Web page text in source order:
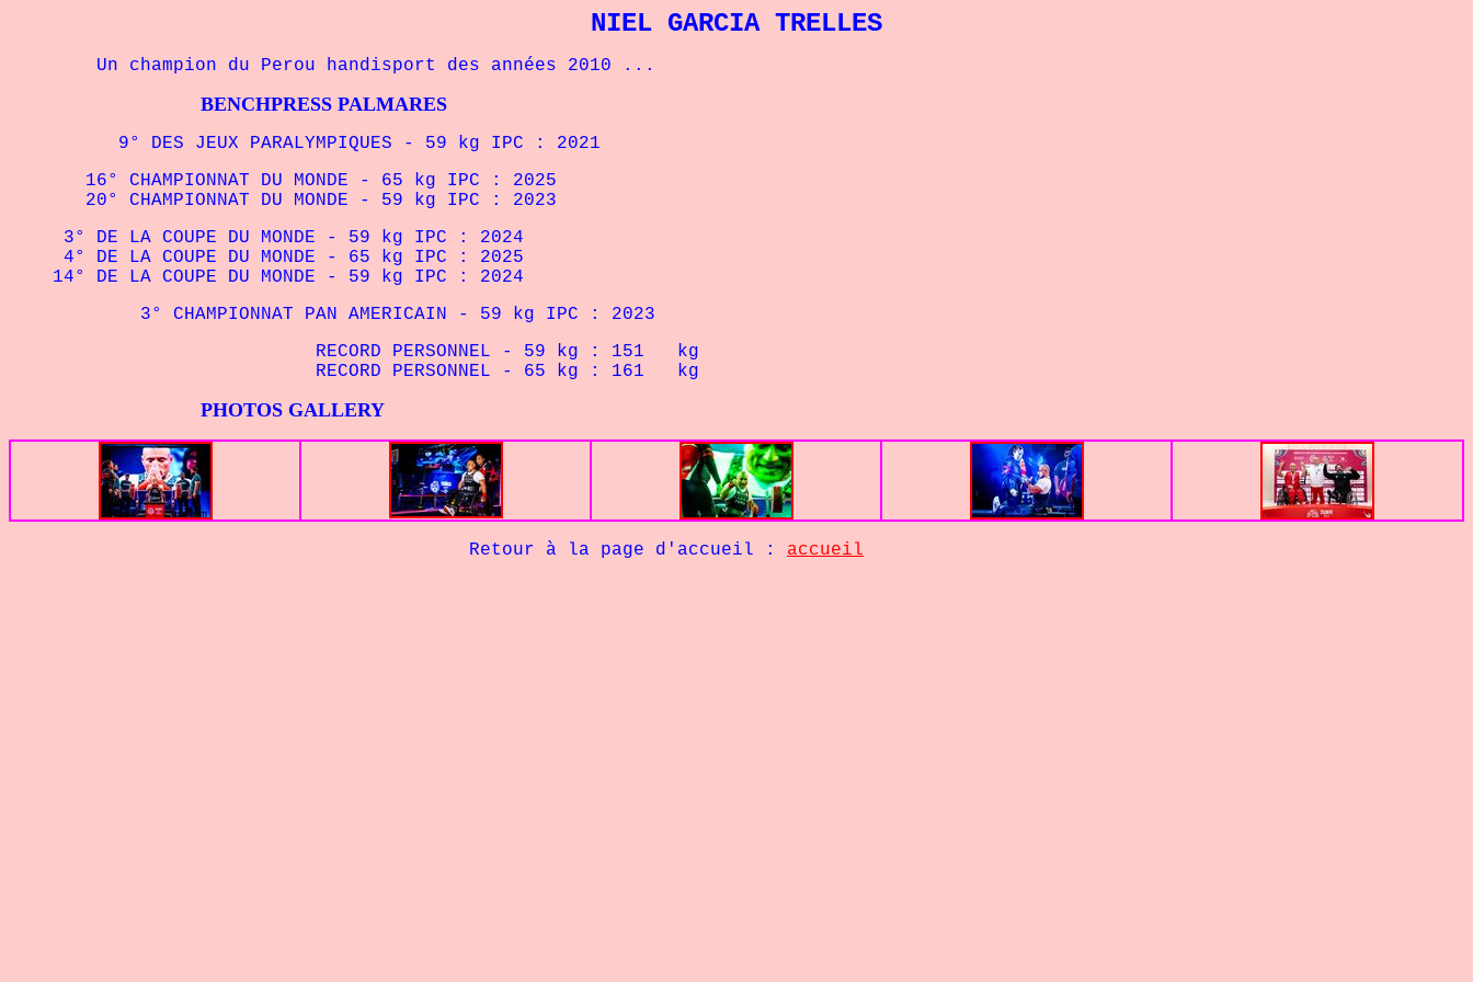
NIEL GARCIA TRELLES
Un champion du Perou handisport des années 2010 ...
BENCHPRESS PALMARES
9° DES JEUX PARALYMPIQUES - 59 kg IPC : 2021
16° CHAMPIONNAT DU MONDE - 65 kg IPC : 2025
20° CHAMPIONNAT DU MONDE - 59 kg IPC : 2023
3° DE LA COUPE DU MONDE - 59 kg IPC : 2024
4° DE LA COUPE DU MONDE - 65 kg IPC : 2025
14° DE LA COUPE DU MONDE - 59 kg IPC : 2024
3° CHAMPIONNAT PAN AMERICAIN - 59 kg IPC : 2023
RECORD PERSONNEL - 59 kg : 151 kg
RECORD PERSONNEL - 65 kg : 161 kg
PHOTOS GALLERY
Retour à la page d'accueil : accueil